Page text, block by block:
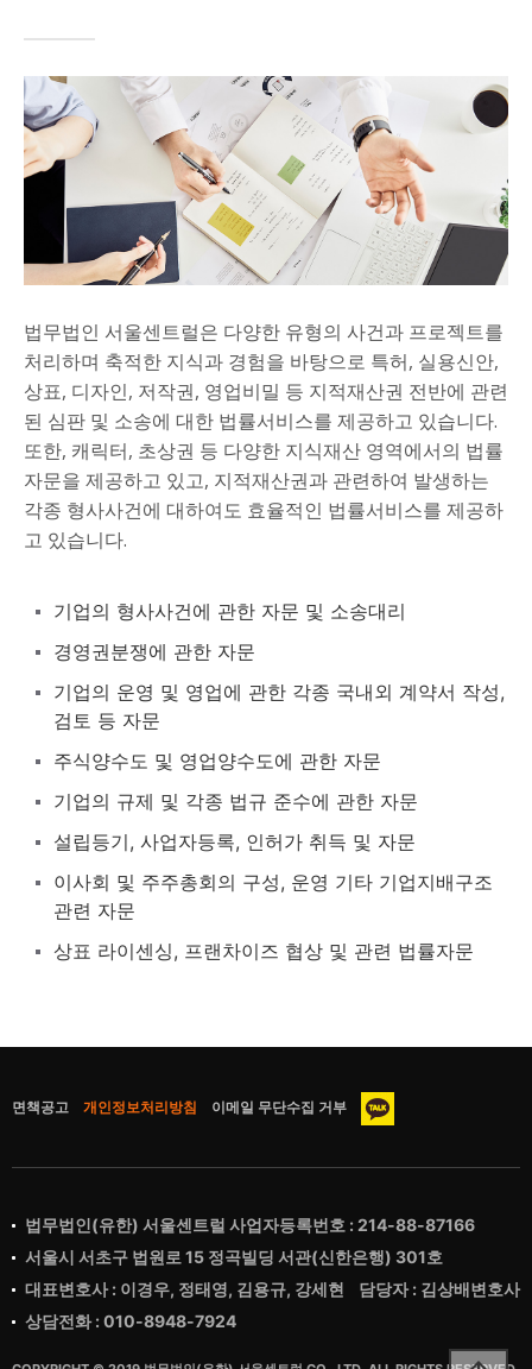
소식 / 자료실 / 양형기준 조세·공정거래
경제·증권·금융·특수
성폭력
일반민사
Mask Contract 특별자문
법무법인 서울센트럴은 다양한 유형의 사건과 프로젝트를
처리하며 축적한 지식과 경험을 바탕으로 특허, 실용신안,
상표, 디자인, 저작권, 영업비밀 등 지적재산권 전반에 관련
된 심판 및 소송에 대한 법률서비스를 제공하고 있습니다.
또한, 캐릭터, 초상권 등 다양한 지식재산 영역에서의 법률
자문을 제공하고 있고, 지적재산권과 관련하여 발생하는
각종 형사사건에 대하여도 효율적인 법률서비스를 제공하
고 있습니다.
기업의 형사사건에 관한 자문 및 소송대리
경영권분쟁에 관한 자문
기업의 운영 및 영업에 관한 각종 국내외 계약서 작성,
검토 등 자문
주식양수도 및 영업양수도에 관한 자문
기업의 규제 및 각종 법규 준수에 관한 자문
설립등기, 사업자등록, 인허가 취득 및 자문
이사회 및 주주총회의 구성, 운영 기타 기업지배구조
관련 자문
상표 라이센싱, 프랜차이즈 협상 및 관련 법률자문
면책공고 개인정보처리방침 이메일 무단수집 거부
법무법인(유한) 서울센트럴 사업자등록번호 : 214-88-87166
서울시 서초구 법원로 15 정곡빌딩 서관(신한은행) 301호
대표변호사 : 이경우, 정태영, 김용규, 강세현 담당자 : 김상배변호사
상담전화 : 010-8948-7924